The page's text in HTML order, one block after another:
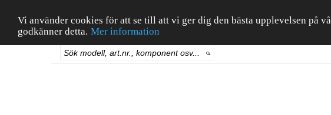
Vi använder cookies för att se till att vi ger dig den bästa upplevelsen på
godkänner detta. Mer information